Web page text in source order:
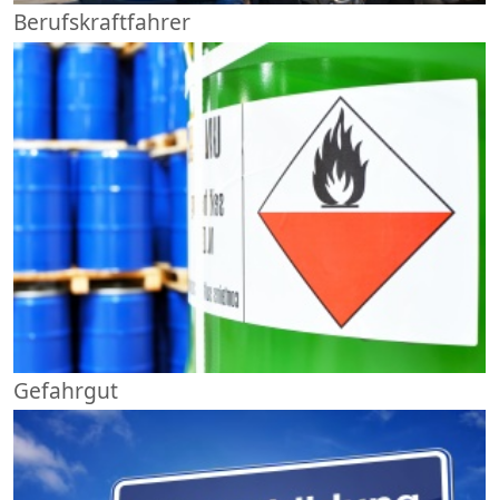
Berufskraftfahrer
Gefahrgut